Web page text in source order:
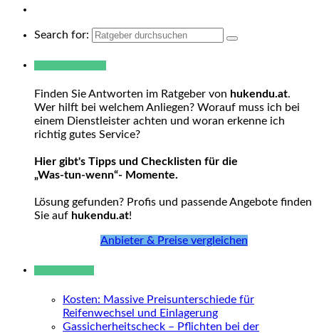
Search for:
Finden Sie Antworten im Ratgeber von hukendu.at.
Wer hilft bei welchem Anliegen? Worauf muss ich bei
einem Dienstleister achten und woran erkenne ich
richtig gutes Service?
Hier gibt's Tipps und Checklisten für die
„Was-tun-wenn“- Momente.
Lösung gefunden? Profis und passende Angebote finden
Sie auf hukendu.at!
Anbieter & Preise vergleichen
Kosten: Massive Preisunterschiede für
Reifenwechsel und Einlagerung
Gassicherheitscheck – Pflichten bei der